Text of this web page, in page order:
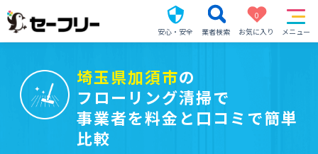
安心・安全 業者検索
0
お気に入り
メニュー
埼玉県加須市の
フローリング清掃で
事業者を料金と口コミで簡単
比較